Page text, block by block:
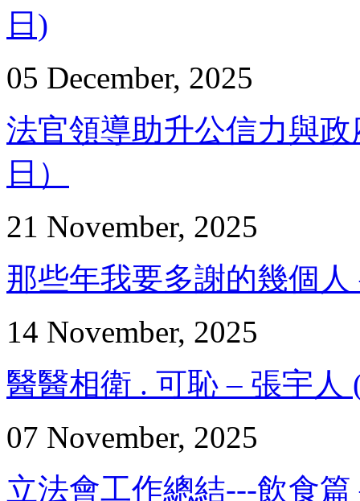
日)
05 December, 2025
法官領導助升公信力與
日）
21 November, 2025
那些年我要多謝的幾個人
14 November, 2025
醫醫相衛 . 可恥 – 張宇人
07 November, 2025
立法會工作總結---飲食